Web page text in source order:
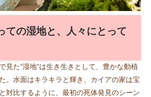
ての湿地と、人々にとって
見た”湿地”は生き生きとして、豊かな動植
。水面はキラキラと輝き、カイアの家は宝
対比するように、最初の死体発見のシーン